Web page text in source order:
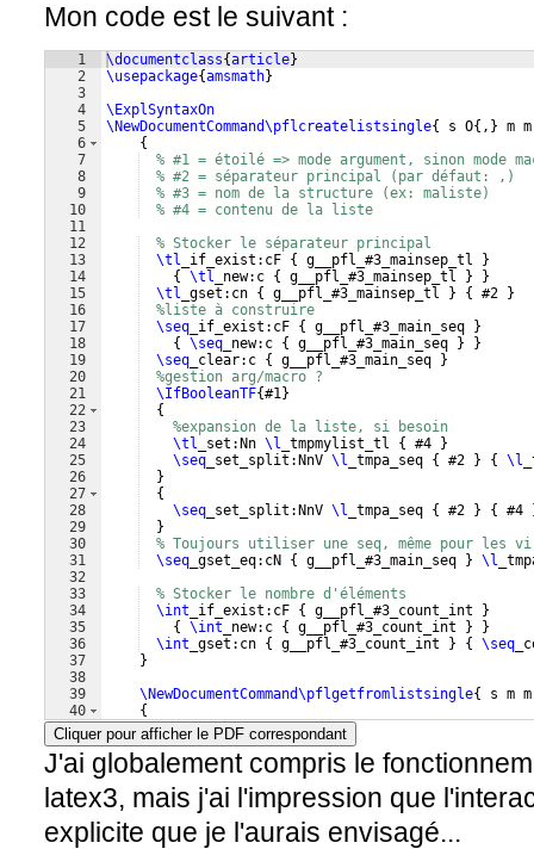
Mon code est le suivant :
1
2
3
4
5
6
7
8
9
10
11
12
13
14
15
16
17
18
19
20
21
22
23
24
25
26
27
28
29
30
31
32
33
34
35
36
37
38
39
40
41
\documentclass{article}
\usepackage{amsmath}
\ExplSyntaxOn
\NewDocumentCommand\pflcreatelistsingle{ s O{ , } m
{
% #1 = étoilé => mode argument, sinon mode
% #2 = séparateur principal (par défaut: ,)
% #3 = nom de la structure (ex: maliste)
% #4 = contenu de la liste
% Stocker le séparateur principal
\tl _if_exist:cF { g__pfl_#3_mainsep_tl
}
{
\tl _new:c { g__pfl_#3_mainsep_tl }
}
\tl _gset:cn { g__pfl_#3_mainsep_tl } { #2
}
%liste à construire
\seq _if_exist:cF { g__pfl_#3_main_seq
}
{
\seq _new:c { g__pfl_#3_main_seq }
}
\seq _clear:c { g__pfl_#3_main_seq
}
%gestion arg/macro ?
\IfBooleanTF{#1}
{
%expansion de la liste, si besoin
\tl _set:Nn \l _tmpmylist_tl { #4
}
\seq _set_split:NnV \l _tmpa_seq { #2 } { \l
}
{
\seq _set_split:NnV \l _tmpa_seq { #2 } { #4
}
% Toujours utiliser une seq, même pour les
\seq _gset_eq:cN { g__pfl_#3_main_seq } \l
% Stocker le nombre d'éléments
\int _if_exist:cF { g__pfl_#3_count_int
}
{
\int _new:c { g__pfl_#3_count_int }
}
\int _gset:cn { g__pfl_#3_count_int } { \seq
}
\NewDocumentCommand\pflgetfromlistsingle{
s m
{
% #2 = nom, #3 = index, #4 = macro
Cliquer pour afficher le PDF correspondant
J'ai globalement compris le
latex3, mais j'ai l'impression que
explicite que je l'aurais envisagé...